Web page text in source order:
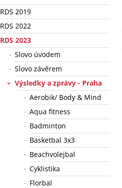
RDS 2019
RDS 2022
RDS 2023
Slovo úvodem
Slovo závěrem
Výsledky a zprávy - Praha
Aerobik/ Body & Mind
Aqua fitness
Badminton
Basketbal 3x3
Beachvolejbal
Cyklistika
Florbal